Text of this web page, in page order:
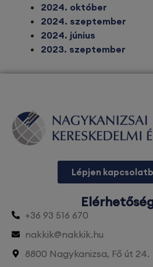
2024. október
2024. szeptember
2024. június
2023. szeptember
Lépjen
+36 93 516 670
nakkik@nakkik.hu
8800 Nagykanizsa, Fő út 24.